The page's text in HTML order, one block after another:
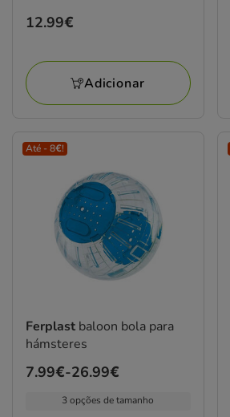
Preço
12.99€
Adicionar
Até - 8€!
Ferplast baloon bola para
hámsteres
Preço
7.99€-26.99€
3 opções de tamanho